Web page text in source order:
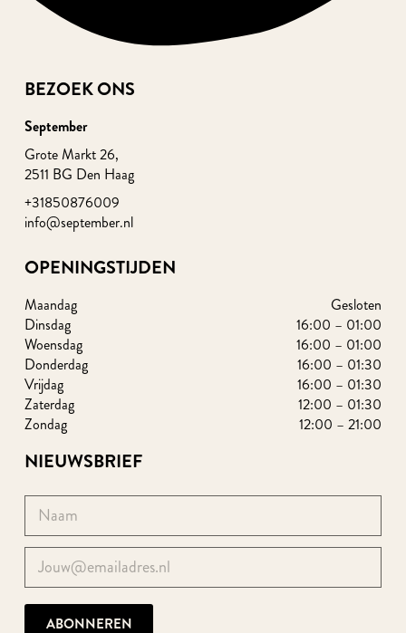
BEZOEK ONS
September
Grote Markt 26,
2511 BG Den Haag
+31850876009
info@september.nl
OPENINGSTIJDEN
Maandag
Gesloten
Dinsdag
16:00 – 01:00
Woensdag
16:00 – 01:00
Donderdag
16:00 – 01:30
Vrijdag
16:00 – 01:30
Zaterdag
12:00 – 01:30
Zondag
12:00 – 21:00
NIEUWSBRIEF